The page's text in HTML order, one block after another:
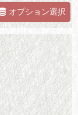
オプション選択